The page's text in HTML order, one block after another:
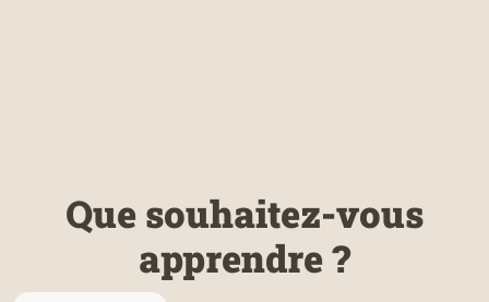
Que souhaitez-vous
apprendre ?